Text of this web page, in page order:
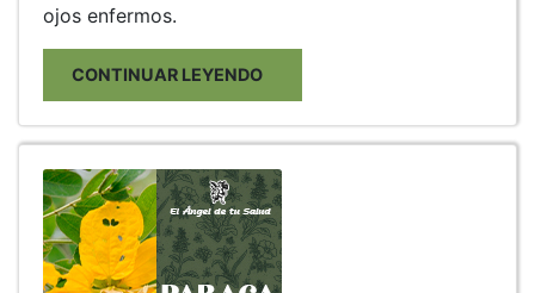
ojos enfermos.
CONTINUAR LEYENDO